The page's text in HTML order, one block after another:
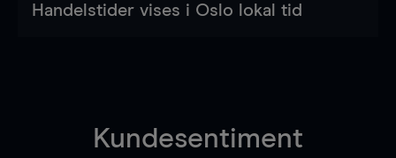
Handelstider vises i Oslo lokal tid
Kundesentiment